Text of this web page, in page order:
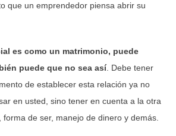
que un emprendedor piensa abrir su
es como un matrimonio, puede
puede que no sea así. Debe tener
de establecer esta relación ya no
en usted, sino tener en cuenta a la otra
forma de ser, manejo de dinero y demás.